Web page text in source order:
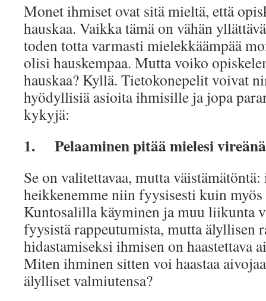
Monet ihmiset ovat sitä mieltä, että
hauskaa. Vaikka tämä on vähän
toden totta varmasti mielekkäämpää
olisi hauskempaa. Mutta voiko
hauskaa? Kyllä. Tietokonepelit voivat
hyödyllisiä asioita ihmisille ja jopa
kykyjä:
1. Pelaaminen pitää mielesi vireänä
Se on valitettavaa, mutta
heikkenemme niin fyysisesti kuin
Kuntosalilla käyminen ja muu liikunta
fyysistä rappeutumista, mutta älyllisen
hidastamiseksi ihmisen on haastettava
Miten ihminen sitten voi haastaa
älylliset valmiutensa?